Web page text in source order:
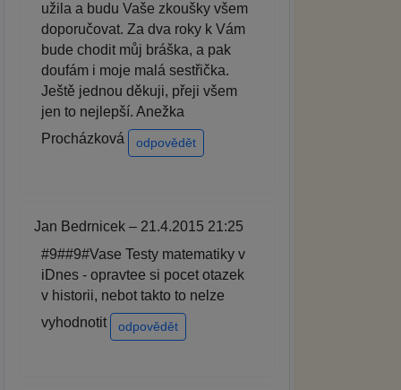
užila a budu Vaše zkoušky všem
doporučovat. Za dva roky k Vám
bude chodit můj bráška, a pak
doufám i moje malá sestřička.
Ještě jednou děkuji, přeji všem
jen to nejlepší. Anežka
Procházková
odpovědět
Jan Bedrnicek – 21.4.2015 21:25
#9##9#Vase Testy matematiky v
iDnes - opravtee si pocet otazek
v historii, nebot takto to nelze
vyhodnotit
odpovědět